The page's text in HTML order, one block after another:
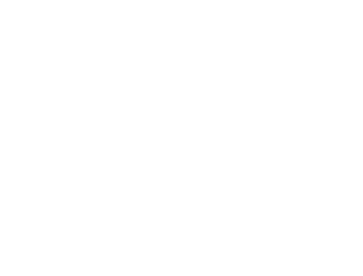
crkve, između ostalog zaštitnik djece i pomoraca. Na dan Sv. Nikole sva djeca su zadovoljna i vesela jer ih
Naime, danas je u prostorijama MZ Par Selo, održana Osnivačka skupština Udruge žena Par Sela i
žena sa područja MZ Par Selo i D. Dubrava, s ciljem formiranja Udruge žena koja će djelovati u
Orašje (MZ Par Selo).
put niz Ljeskovice, čime bi bio asfaltom spojen čitav put kroz selo Orašje. Ovih dana priča dobija
crkve, između ostalog zaštitnik djece i pomoraca. Na dan Sv. Nikole sva djeca su zadovoljna i vesela jer ih
penzionera. Povodom ovog datuma Udruženje penzionera Par Selo je napravilo prigodnu zakusku za
pozitivnih komentara i čija je vijest o izgradnji prenesena na skoro svim važnijim portalima, Udruga
dugogodišnjih ideja koju je nastojala realizirati, a to je izgradnja prve autobuske nadstrešnice u svojoj